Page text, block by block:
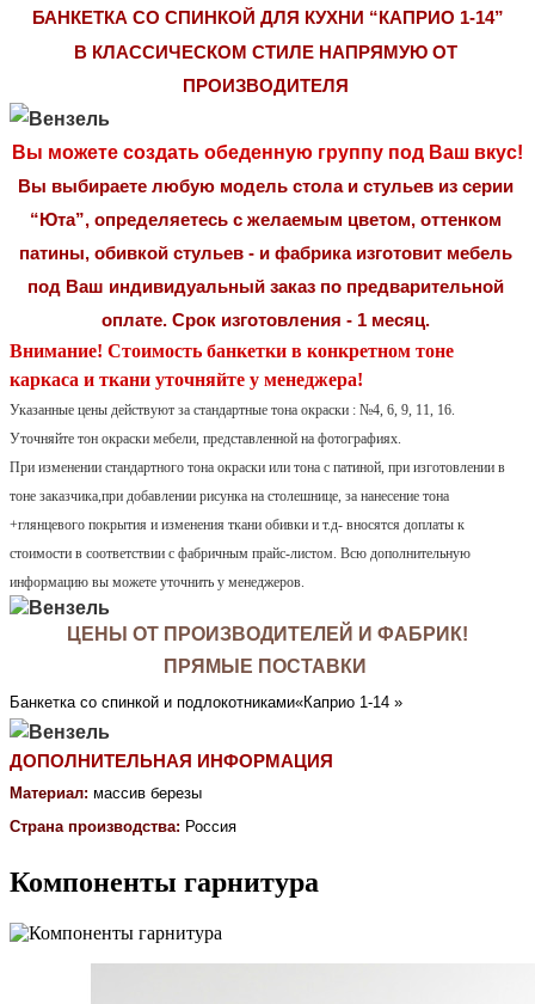
БАНКЕТКА СО СПИНКОЙ ДЛЯ КУХНИ “КАПРИО 1-14”
В КЛАССИЧЕСКОМ СТИЛЕ НАПРЯМУЮ ОТ
ПРОИЗВОДИТЕЛЯ
Вы можете создать обеденную группу под Ваш вкус!
Вы выбираете любую модель стола и стульев из серии
“Юта”, определяетесь с желаемым цветом, оттенком
патины, обивкой стульев - и фабрика изготовит мебель
под Ваш индивидуальный заказ по предварительной
оплате. Срок изготовления - 1 месяц.
Внимание! Стоимость банкетки в конкретном тоне
каркаса и ткани уточняйте у менеджера!
Указанные цены действуют за стандартные тона окраски : №4, 6, 9, 11, 16.
Уточняйте тон окраски мебели, представленной на фотографиях.
При изменении стандартного тона окраски или тона с патиной, при изготовлении в
тоне заказчика,при добавлении рисунка на столешнице, за нанесение тона
+глянцевого покрытия и изменения ткани обивки и т.д- вносятся доплаты к
стоимости в соответствии с фабричным прайс-листом. Всю дополнительную
информацию вы можете уточнить у менеджеров.
ЦЕНЫ ОТ ПРОИЗВОДИТЕЛЕЙ И ФАБРИК!
ПРЯМЫЕ ПОСТАВКИ
Банкетка со спинкой и подлокотниками«Каприо 1-14 »
ДОПОЛНИТЕЛЬНАЯ ИНФОРМАЦИЯ
Материал: массив березы
Страна производства: Россия
Компоненты гарнитура